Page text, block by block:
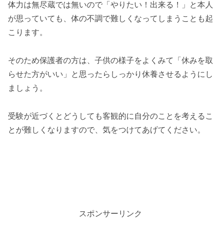
体力は無尽蔵では無いので「やりたい！出来る！」と本人
が思っていても、体の不調で難しくなってしまうことも起
こります。
そのため保護者の方は、子供の様子をよくみて「休みを取
らせた方がいい」と思ったらしっかり休養させるようにし
ましょう。
受験が近づくとどうしても客観的に自分のことを考えるこ
とが難しくなりますので、気をつけてあげてください。
スポンサーリンク